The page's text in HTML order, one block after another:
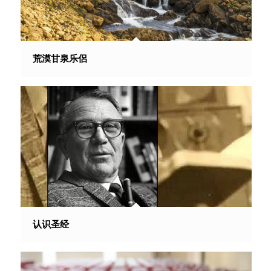
荒漠甘泉乐侶
认识圣经